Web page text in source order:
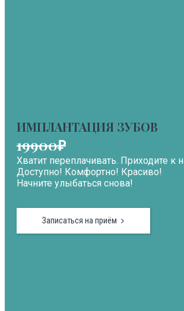
ИМПЛАНТАЦИЯ ЗУБОВ
19900₽
Хватит переплачивать. Приходите к
Доступно! Комфортно! Красиво!
Начните улыбаться снова!
Записаться на приём